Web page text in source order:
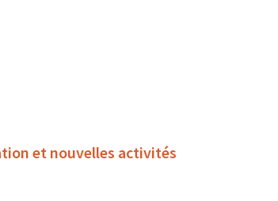
et nouvelles activités